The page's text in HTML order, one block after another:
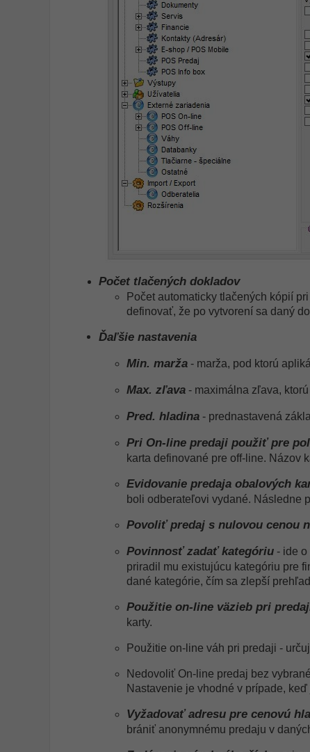
Počet tlačených dokladov
Počet automaticky tlačených kópií
definovať, že po vytvorení sa daný
Ďaľšie nastavenia
Min. marža - marža, pod ktorú
Max. zľava - maximálna zľava,
Pred. hladina - prednastavená
Pri On-line predaji použiť pre
karta definované pre off-line. Názov
Evidovanie predaja obalových
boli odberateľovi vydané. Následne
Povoliť predaj s nulovou cenou
Povinnosť zadať kategóriu - ide
priradil mu existujúcu kategóriu pre
dané kategórie, čím sa zlepší
Použitie on-line väzieb pri
karty.
Použitie on-line váh pri predaji -
Nedovoliť On-line predaj bez
Nastavenie je vhodné v prípade,
Vyžadovať adresu pre cenovú
brániť anonymnému predaju v